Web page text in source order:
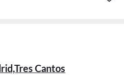
Cantos